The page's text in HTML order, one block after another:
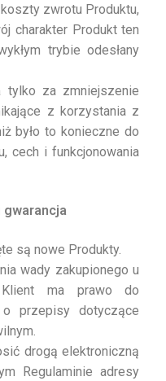
zwrotu Produktu,
charakter Produkt ten
trybie odesłany
tylko za zmniejszenie
z korzystania z
było to konieczne do
cech i funkcjonowania
gwarancja
są nowe Produkty.
wady zakupionego u
Klient ma prawo do
przepisy dotyczące
drogą elektroniczną
Regulaminie adresy